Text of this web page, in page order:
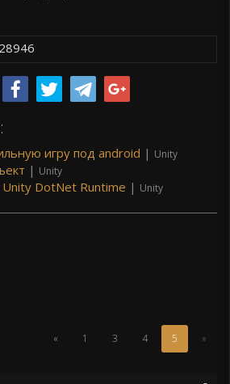
28946
игру под android | Unity
| Unity
DotNet Runtime | Unity
« 1 3 4 5 (Текущая
страница)
»